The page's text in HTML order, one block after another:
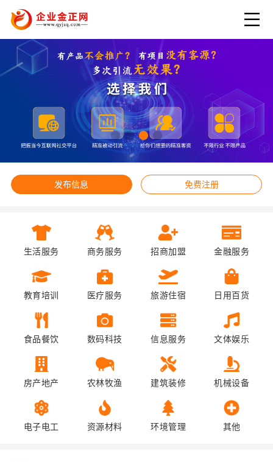
发布信息 免费注册
生活服务 商务服务 招商加盟 金融服务
教育培训 医疗服务 旅游住宿 日用百货
食品餐饮 数码科技 信息服务 文体娱乐
房产地产 农林牧渔 建筑装修 机械设备
电子电工 资源材料 环境管理 其他